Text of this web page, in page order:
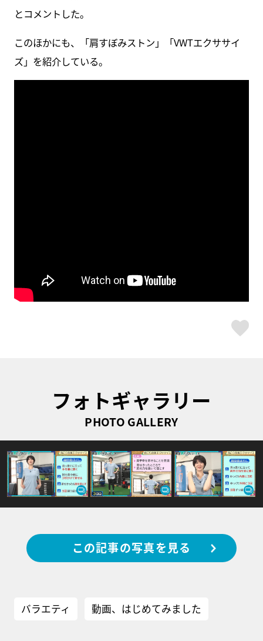
とコメントした。
このほかにも、「肩すぼみストン」「VWTエクササイ
ズ」を紹介している。
フォトギャラリー
PHOTO GALLERY
この記事の写真を見る
バラエティ 動画、はじめてみました